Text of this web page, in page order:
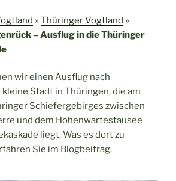
» Thüringer Vogtland »
– Ausflug in die Thüringer
wir einen Ausflug nach
Stadt in Thüringen, die am
Schiefergebirges zwischen
und dem Hohenwartestausee
liegt. Was es dort zu
Sie im Blogbeitrag.